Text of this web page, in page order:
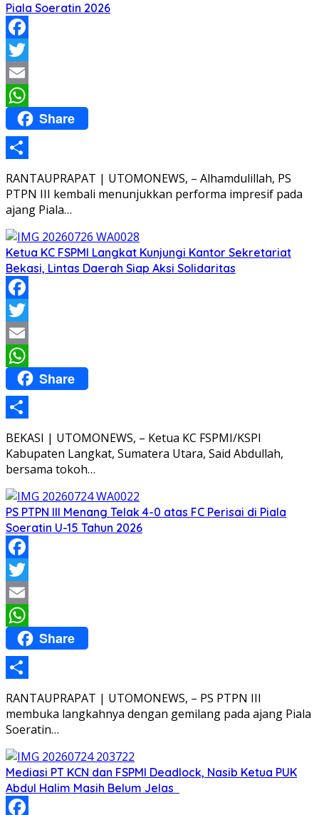
Piala Soeratin 2026
Facebook
Twitter
Email
WhatsApp
Share
Share
RANTAUPRAPAT | UTOMONEWS, – Alhamdulillah, PS
PTPN III kembali menunjukkan performa impresif pada
ajang Piala…
Ketua KC FSPMI Langkat Kunjungi Kantor Sekretariat
Bekasi, Lintas Daerah Siap Aksi Solidaritas
Facebook
Twitter
Email
WhatsApp
Share
Share
BEKASI | UTOMONEWS, – Ketua KC FSPMI/KSPI
Kabupaten Langkat, Sumatera Utara, Said Abdullah,
bersama tokoh…
PS PTPN III Menang Telak 4-0 atas FC Perisai di Piala
Soeratin U-15 Tahun 2026
Facebook
Twitter
Email
WhatsApp
Share
Share
RANTAUPRAPAT | UTOMONEWS, – PS PTPN III
membuka langkahnya dengan gemilang pada ajang Piala
Soeratin…
Mediasi PT KCN dan FSPMI Deadlock, Nasib Ketua PUK
Abdul Halim Masih Belum Jelas